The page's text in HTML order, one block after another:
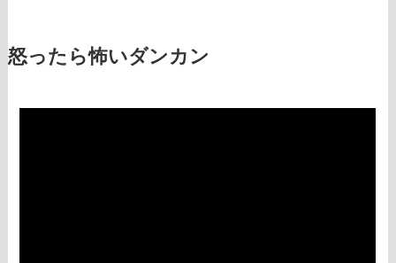
怒ったら怖いダンカン